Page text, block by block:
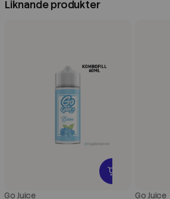
Liknande produkter
Go Juice Go Juice